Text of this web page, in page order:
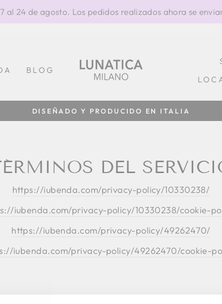
al 24 de agosto. Los pedidos realizados ahora se
BLOG
diapositivas
DISEÑADO Y PRODUCIDO EN ITALIA
DEL
https://iubenda.com/privacy-policy/10330238/
iubenda.com/privacy-policy/10330238/cookie-
https://iubenda.com/privacy-policy/49262470/
iubenda.com/privacy-policy/49262470/cookie-